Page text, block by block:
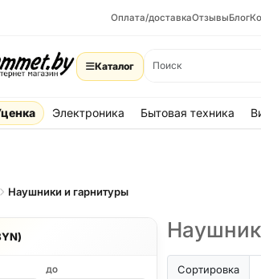
Оплата/доставкаОтзывыБлог
Каталог
Электроника Бытовая техника
Наушники и гарнитуры
ДО Сортировка